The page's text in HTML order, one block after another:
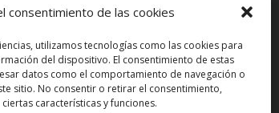
consentimiento de las cookies
utilizamos tecnologías como las cookies para
del dispositivo. El consentimiento de estas
datos como el comportamiento de navegación o
sitio. No consentir o retirar el consentimiento,
características y funciones.
en el Colegio de Psicólogos de
de registro sanitario: 57652